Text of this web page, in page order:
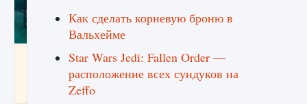
Как приручить существ из степей Тамура в
9 августа 2024
Как сделать корневую броню в
Вальхейме
Star Wars Jedi: Fallen Order —
расположение всех сундуков на
Zeffo